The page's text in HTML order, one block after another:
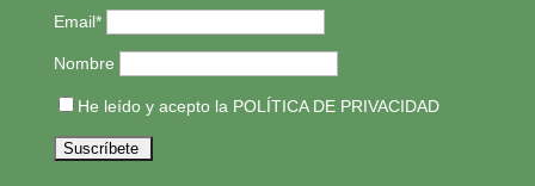
Email*
Nombre
He leído y acepto la POLÍTICA DE PRIVACIDAD